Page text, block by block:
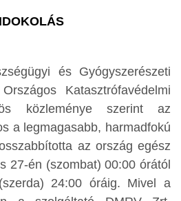
és Gyógyszerészeti
Katasztrófavédelmi
közleménye szerint az
a legmagasabb, harmadfokú
az ország egész
27-én (szombat) 00:00 órától
24:00 óráig. Mivel a